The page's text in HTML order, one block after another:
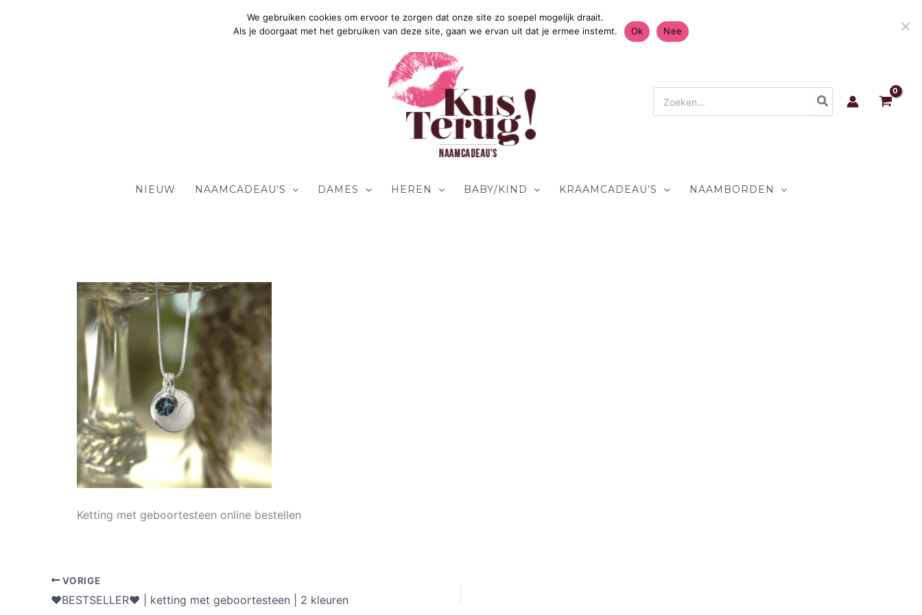
Gratis Verzending in Nederland & België 4.7/5 op
naar:
NIEUW NAAMCADEAU’S DAMES HEREN BABY/KIND KRAAMCADEAU’S NAAMBORDEN
Ketting met geboortesteen online bestellen
VORIGE
♥BESTSELLER♥ | ketting met geboortesteen | 2 kleuren
We gebruiken cookies om ervoor te zorgen dat onze site zo soepel mogelijk draait.
Als je doorgaat met het gebruiken van deze site, gaan we ervan uit dat je ermee instemt.
Ok Nee